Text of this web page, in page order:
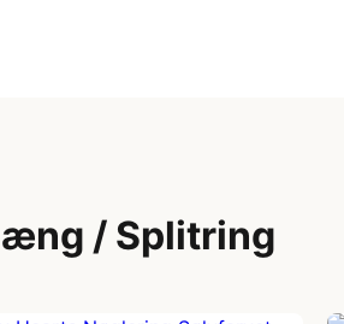
/ Splitring